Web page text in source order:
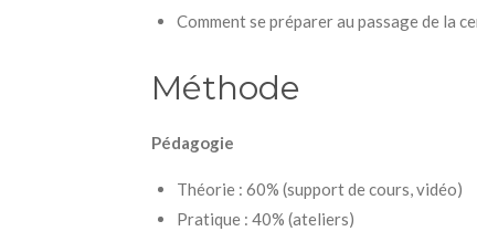
Comment se préparer au passage de la
Méthode
Pédagogie
Théorie : 60% (support de cours, vidéo)
Pratique : 40% (ateliers)